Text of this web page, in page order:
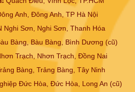
Anh, Đông Anh, TP Hà Nội
Nghi Sơn, Nghi Sơn, Thanh Hóa
Bàng, Bàu Bàng, Bình Dương (cũ)
Trạch, Nhơn Trạch, Đồng Nai
Bàng, Trảng Bàng, Tây Ninh
Đức Hòa, Đức Hòa, Long An (cũ)